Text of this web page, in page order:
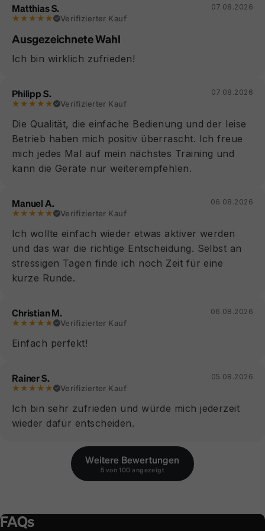
Matthias S.
★★★★★ Verifizierter Kauf
07.08.2026
Ausgezeichnete Wahl
Ich bin wirklich zufrieden!
Philipp S.
★★★★★ Verifizierter Kauf
07.08.2026
Die Qualität, die einfache Bedienung und der leise
Betrieb haben mich positiv überrascht. Ich freue
mich jedes Mal auf mein nächstes Training und
kann die Geräte nur weiterempfehlen.
Manuel A.
★★★★★ Verifizierter Kauf
06.08.2026
Ich wollte einfach wieder etwas aktiver werden
und das war die richtige Entscheidung. Selbst an
stressigen Tagen finde ich noch Zeit für eine
kurze Runde.
Christian M.
★★★★★ Verifizierter Kauf
06.08.2026
Einfach perfekt!
Rainer S.
★★★★★ Verifizierter Kauf
05.08.2026
Ich bin sehr zufrieden und würde mich jederzeit
wieder dafür entscheiden.
Weitere Bewertungen
5 von 100 angezeigt
FAQs